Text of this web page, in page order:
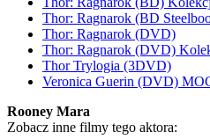
Thor: Ragnarok (BD
Thor: Ragnarok (DVD)
Thor: Ragnarok (DVD)
Thor Trylogia (3DVD)
Veronica Guerin (DVD)
Rooney Mara
Zobacz inne filmy tego aktora: